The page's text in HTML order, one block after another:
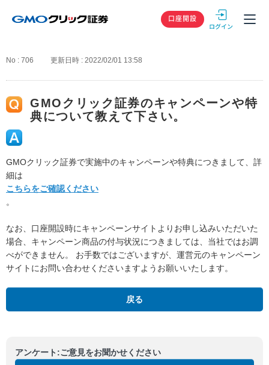
GMOクリック
口座開設
No : 706 更新日時 : 2022/02/01 13:58
GMOクリック証券のキャンペーンや特
典について教えて下さい。
GMOクリック証券で実施中のキャンペーンや特典につきまして、詳
細は
こちらをご確認ください
。
なお、口座開設時にキャンペーンサイトよりお申し込みいただいた
場合、キャンペーン商品の付与状況につきましては、当社ではお調
べができません。 お手数ではございますが、運営元のキャンペーン
サイトにお問い合わせくださいますようお願いいたします。
戻る
アンケート:ご意見をお聞かせください